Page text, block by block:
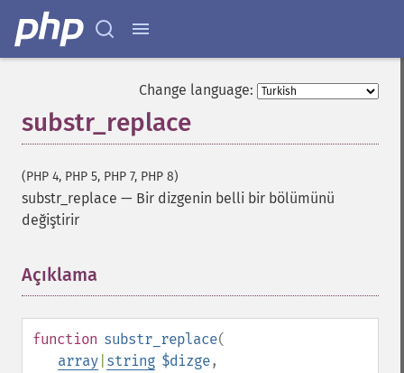
Change language:
substr_replace
(PHP 4, PHP 5, PHP 7, PHP 8)
substr_replace — Bir dizgenin belli bir bölümünü
değiştirir
Açıklama
function substr_replace(
array string $dizge,